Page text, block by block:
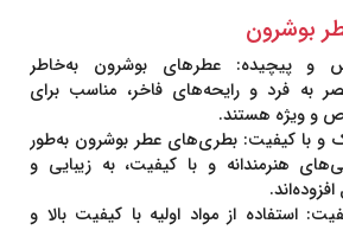
بوشرون
و پیچیده: عطرهای بوشرون به‌خاطر
به فرد و رایحه‌های فاخر، مناسب برای
و ویژه هستند.
با کیفیت: بطری‌های عطر بوشرون به‌طور
هنرمندانه و با کیفیت، به زیبایی و
استفاده از مواد اولیه با کیفیت بالا و